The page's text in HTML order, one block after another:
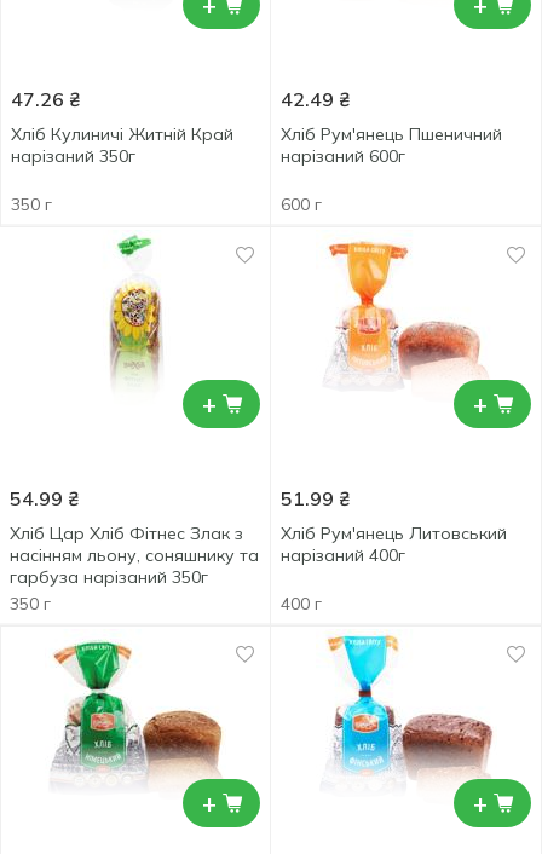
47.26 ₴
Хліб Кулиничі Житній Край
нарізаний 350г
350 г
42.49 ₴
Хліб Рум'янець Пшеничний
нарізаний 600г
600 г
+
54.99 ₴
Хліб Цар Хліб Фітнес Злак з
насінням льону, соняшнику та
гарбуза нарізаний 350г
350 г
+
51.99 ₴
Хліб Рум'янець Литовський
нарізаний 400г
400 г
+ +